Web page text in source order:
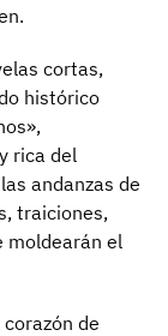
cortas,
histórico
rica del
andanzas de
traiciones,
moldearán el
de